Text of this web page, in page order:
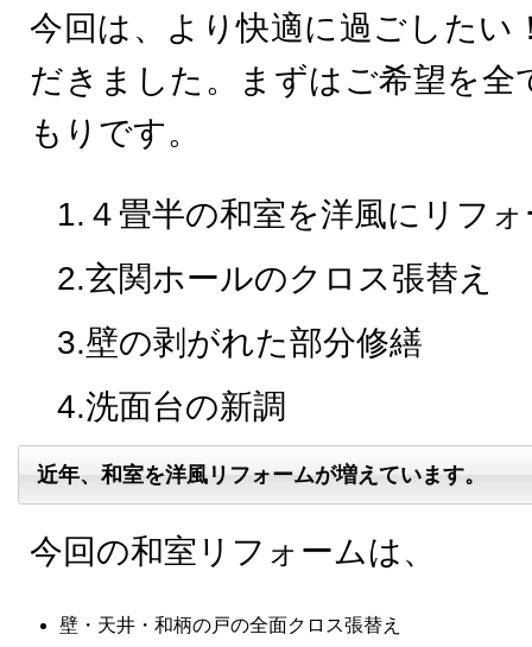
今回は、より快適に過ごしたい
だきました。まずはご希望を全
もりです。
1.４畳半の和室を洋風にリフォ
2.玄関ホールのクロス張替え
3.壁の剥がれた部分修繕
4.洗面台の新調
近年、和室を洋風リフォームが増えています。
今回の和室リフォームは、
壁・天井・和柄の戸の全面クロス張替え